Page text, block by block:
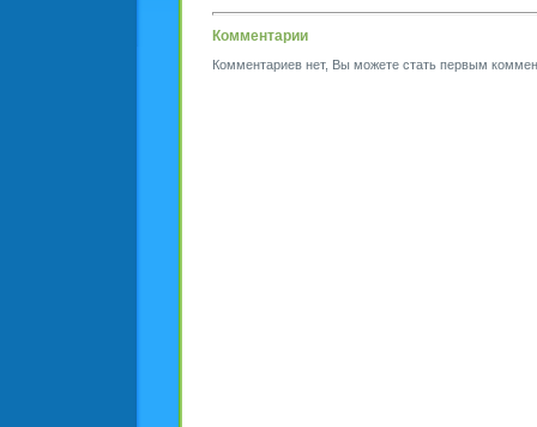
Комментарии
Комментариев нет, Вы можете стать первым